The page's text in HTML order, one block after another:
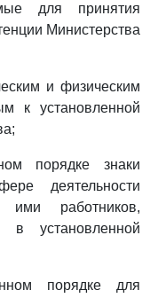
для принятия
Министерства
и физическим
к установленной
порядке знаки
деятельности
ими работников,
в установленной
порядке для